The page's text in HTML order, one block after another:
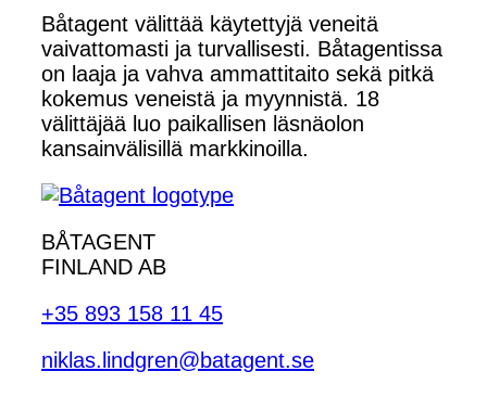
Båtagent välittää käytettyjä veneitä
vaivattomasti ja turvallisesti. Båtagentissa
on laaja ja vahva ammattitaito sekä pitkä
kokemus veneistä ja myynnistä. 18
välittäjää luo paikallisen läsnäolon
kansainvälisillä markkinoilla.
BÅTAGENT
FINLAND AB
+35 893 158 11 45
niklas.lindgren@batagent.se